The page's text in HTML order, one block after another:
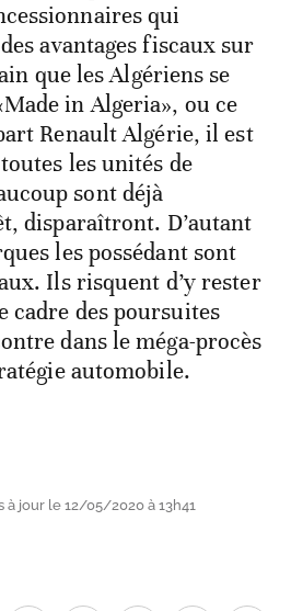
qui
avantages fiscaux sur
que les Algériens se
in Algeria», ou ce
Renault Algérie, il est
les unités de
sont déjà
disparaîtront. D’autant
les possédant sont
Ils risquent d’y rester
cadre des poursuites
dans le méga-procès
automobile.
à jour le 12/05/2020 à 13h41